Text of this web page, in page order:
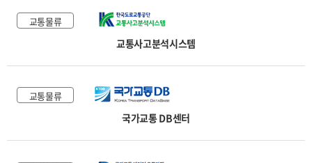
교통물류
교통사고분석시스템
교통물류
국가교통 DB센터